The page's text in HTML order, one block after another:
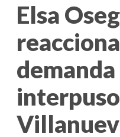
Elsa